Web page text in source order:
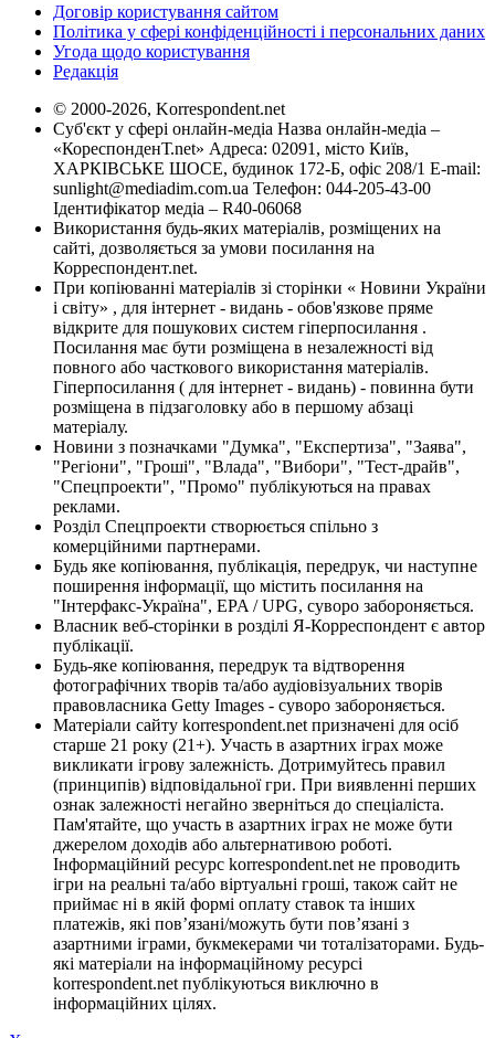
Договір користування сайтом
Політика у сфері конфіденційності і персональних даних
Угода щодо користування
Редакція
© 2000-2026, Korrespondent.net
Суб'єкт у сфері онлайн-медіа Назва онлайн-медіа –
«КореспонденТ.net» Адреса: 02091, місто Київ,
ХАРКІВСЬКЕ ШОСЕ, будинок 172-Б, офіс 208/1 E-mail:
sunlight@mediadim.com.ua Телефон: 044-205-43-00
Ідентифікатор медіа – R40-06068
Використання будь-яких матеріалів, розміщених на
сайті, дозволяється за умови посилання на
Корреспондент.net.
При копіюванні матеріалів зі сторінки « Новини України
і світу» , для інтернет - видань - обов'язкове пряме
відкрите для пошукових систем гіперпосилання .
Посилання має бути розміщена в незалежності від
повного або часткового використання матеріалів.
Гіперпосилання ( для інтернет - видань) - повинна бути
розміщена в підзаголовку або в першому абзаці
матеріалу.
Новини з позначками "Думка", "Експертиза", "Заява",
"Регіони", "Гроші", "Влада", "Вибори", "Тест-драйв",
"Спецпроекти", "Промо" публікуються на правах
реклами.
Розділ Спецпроекти створюється спільно з
комерційними партнерами.
Будь яке копіювання, публікація, передрук, чи наступне
поширення інформації, що містить посилання на
"Інтерфакс-Україна", EPA / UPG, суворо забороняється.
Власник веб-сторінки в розділі Я-Корреспондент є автор
публікації.
Будь-яке копіювання, передрук та відтворення
фотографічних творів та/або аудіовізуальних творів
правовласника Getty Images - суворо забороняється.
Матеріали сайту korrespondent.net призначені для осіб
старше 21 року (21+). Участь в азартних іграх може
викликати ігрову залежність. Дотримуйтесь правил
(принципів) відповідальної гри. При виявленні перших
ознак залежності негайно зверніться до спеціаліста.
Пам'ятайте, що участь в азартних іграх не може бути
джерелом доходів або альтернативою роботі.
Інформаційний ресурс korrespondent.net не проводить
ігри на реальні та/або віртуальні гроші, також сайт не
приймає ні в якій формі оплату ставок та інших
платежів, які пов’язані/можуть бути пов’язані з
азартними іграми, букмекерами чи тоталізаторами. Будь-
які матеріали на інформаційному ресурсі
korrespondent.net публікуються виключно в
інформаційних цілях.